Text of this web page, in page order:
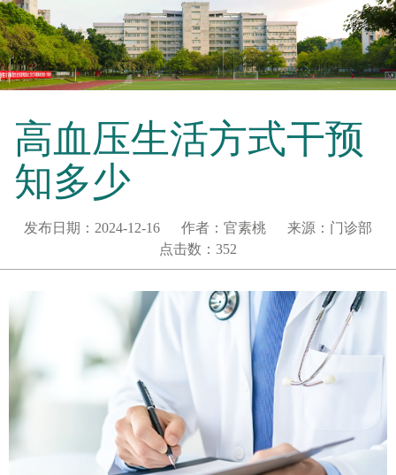
高血压生活方式干预
知多少
发布日期： 2024-12-16 作者： 官素桃 来源： 门诊部
点击数： 352